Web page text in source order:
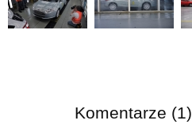
Komentarze (1)